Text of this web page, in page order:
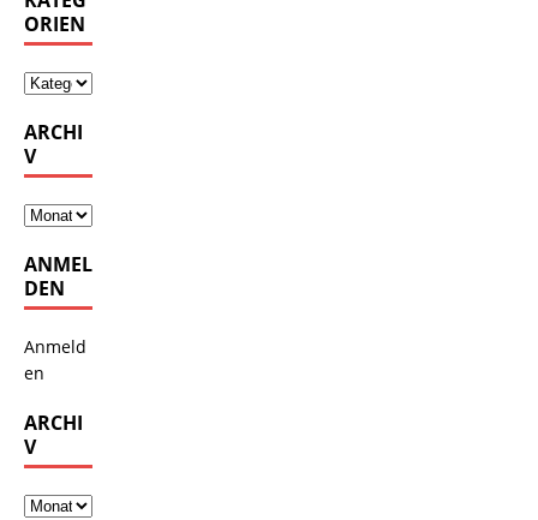
ORIEN
ARCHI
V
ANMEL
DEN
Anmeld
en
ARCHI
V